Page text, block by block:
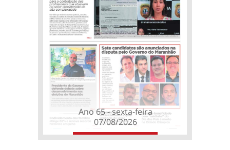
Ano 65 - sexta-feira
07/08/2026